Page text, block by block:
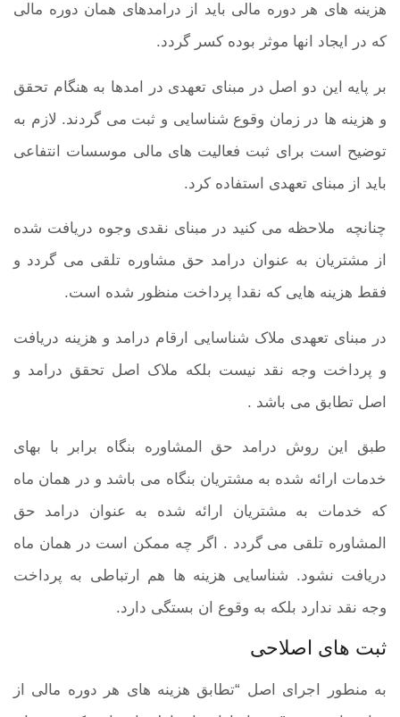
هزینه های هر دوره مالی باید از درامدهای همان دوره مالی
که در ایجاد انها موثر بوده کسر گردد.
بر پایه این دو اصل در مبنای تعهدی در امدها به هنگام تحقق
و هزینه ها در زمان وقوع شناسایی و ثبت می گردند. لازم به
توضیح است برای ثبت فعالیت های مالی موسسات انتفاعی
باید از مبنای تعهدی استفاده کرد.
چنانچه ملاحظه می کنید در مبنای نقدی وجوه دریافت شده
از مشتریان به عنوان درامد حق مشاوره تلقی می گردد و
فقط هزینه هایی که نقدا پرداخت منظور شده است.
در مبنای تعهدی ملاک شناسایی ارقام درامد و هزینه دریافت
و پرداخت وجه نقد نیست بلکه ملاک اصل تحقق درامد و
اصل تطابق می باشد .
طبق این روش درامد حق المشاوره بنگاه برابر با بهای
خدمات ارائه شده به مشتریان بنگاه می باشد و در همان ماه
که خدمات به مشتریان ارائه شده به عنوان درامد حق
المشاوره تلقی می گردد . اگر چه ممکن است در همان ماه
دریافت نشود. شناسایی هزینه ها هم ارتباطی به پرداخت
وجه نقد ندارد بلکه به وقوع ان بستگی دارد.
ثبت های اصلاحی
به منطور اجرای اصل “تطابق هزینه های هر دوره مالی از